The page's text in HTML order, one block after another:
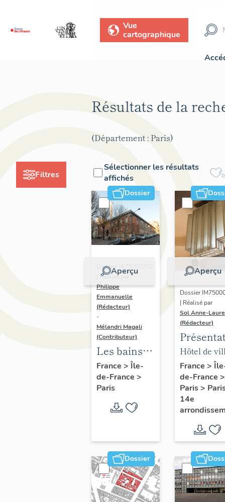
Vue
cartographique
Filtres
Résultats de la
(Département : Paris)
Sélectionner les résultats
affichés
Dossier
Aperçu
Dossier IA75000310
| Réalisé par
Philippe
Emmanuelle
(Rédacteur)
-
Mélandri Magali
(Contributeur)
Les bains
douches
municipaux
de la ville
de Paris
France > Île-
de-France >
Paris
Aperçu
Dossier
| Réalisé par
Sol Anne-Laure
(Rédacteur)
du
de la
annexe
Hôtel de
annexe
France >
de-France >
Paris>
14e
Dossier